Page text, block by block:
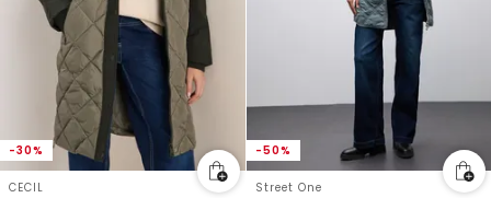
-30%
CECIL
-50%
Street One